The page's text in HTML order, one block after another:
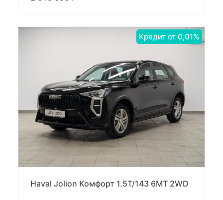
Кредит от 0,01%
Haval Jolion Комфорт 1.5T/143 6MT 2WD